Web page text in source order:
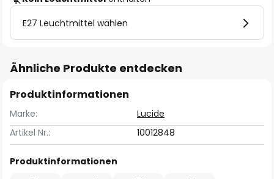
E27 Leuchtmittel wählen
Ähnliche Produkte entdecken
Produktinformationen
Marke:
Lucide
Artikel Nr.:
10012848
Produktinformationen